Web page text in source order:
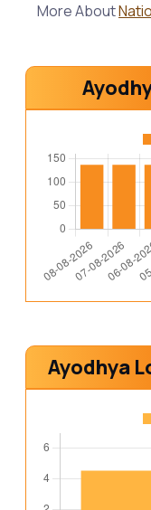
More About
Ayodhya